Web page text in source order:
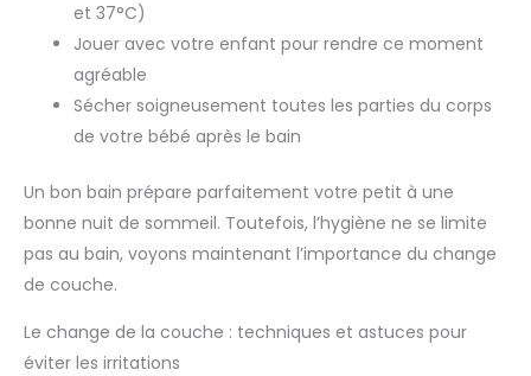
et 37°C)
Jouer avec votre enfant pour rendre ce moment
agréable
Sécher soigneusement toutes les parties du corps
de votre bébé après le bain
Un bon bain prépare parfaitement votre petit à une
bonne nuit de sommeil. Toutefois, l’hygiène ne se limite
pas au bain, voyons maintenant l’importance du change
de couche.
Le change de la couche : techniques et astuces pour
éviter les irritations